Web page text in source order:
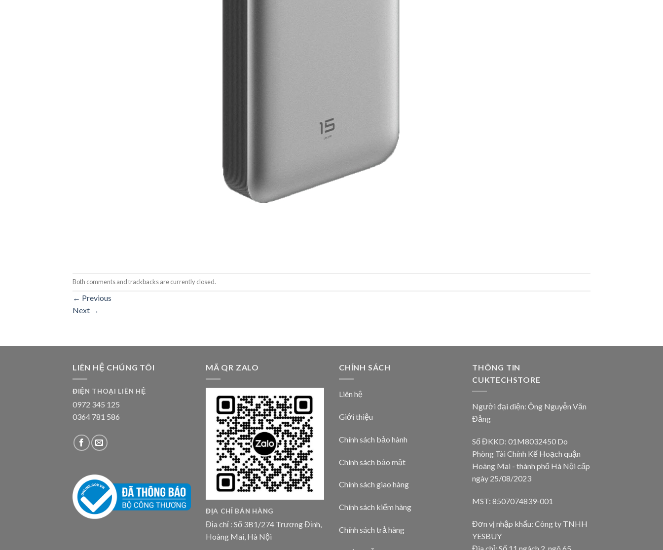
Both comments and trackbacks are currently closed.
← Previous
Next →
LIÊN HỆ CHÚNG TÔI
ĐIỆN THOẠI LIÊN HỆ
0972 345 125
0364 781 586
MÃ QR ZALO
ĐỊA CHỈ BÁN HÀNG
Địa chỉ : Số 3B1/274 Trương Định,
Hoàng Mai, Hà Nội
CHÍNH SÁCH
Liên hệ
Giới thiệu
Chính sách bảo hành
Chính sách bảo mật
Chính sách giao hàng
Chính sách kiểm hàng
Chính sách trả hàng
THÔNG TIN
CUKTECHSTORE
Người đại diện: Ông Nguyễn Văn
Đảng
Số ĐKKD: 01M8032450 Do
Phòng Tài Chính Kế Hoạch quận
Hoàng Mai - thành phố Hà Nội cấp
ngày 25/08/2023
MST: 8507074839-001
Đơn vị nhập khẩu: Công ty TNHH
YESBUY
Đia chỉ: Số 11 ngách 2, ngõ 65